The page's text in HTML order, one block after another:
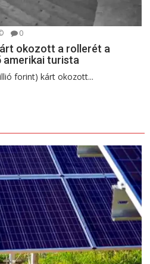
0
okozott a rollerét a
amerikai turista
forint) kárt okozott...